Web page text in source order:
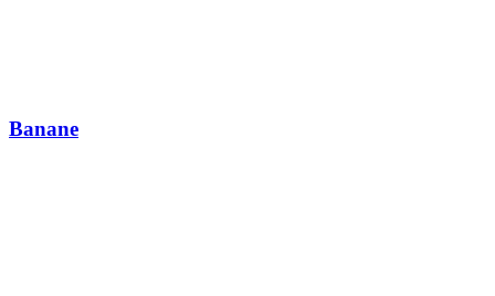
Banane